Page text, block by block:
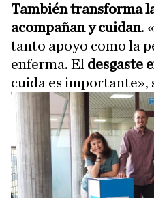
También transforma
acompañan y cuidan.
tanto apoyo como la
enferma. El desgaste
cuida es importante»,